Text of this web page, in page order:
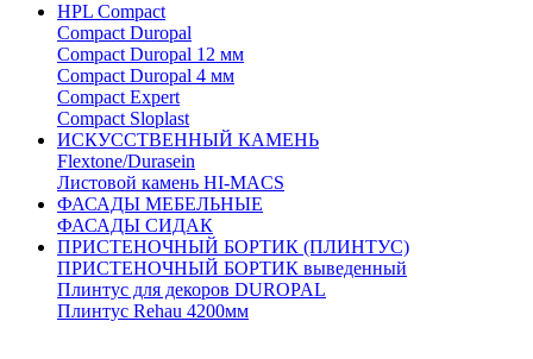
HPL Compact
Compact Duropal
Compact Duropal 12 мм
Compact Duropal 4 мм
Compact Expert
Compact Sloplast
ИСКУССТВЕННЫЙ КАМЕНЬ
Flextone/Durasein
Листовой камень HI-MACS
ФАСАДЫ МЕБЕЛЬНЫЕ
ФАСАДЫ СИДАК
ПРИСТЕНОЧНЫЙ БОРТИК (ПЛИНТУС)
ПРИСТЕНОЧНЫЙ БОРТИК выведенный
Плинтус для декоров DUROPAL
Плинтус Rehau 4200мм